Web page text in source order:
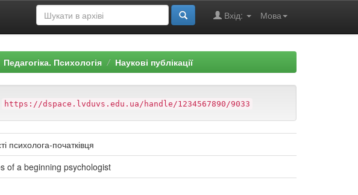
Мова
Вхід:
Педагогіка. Психологія Наукові публікації
https://dspace.lvduvs.edu.ua/handle/1234567890/9033
психолога-початківця
of a beginning psychologist